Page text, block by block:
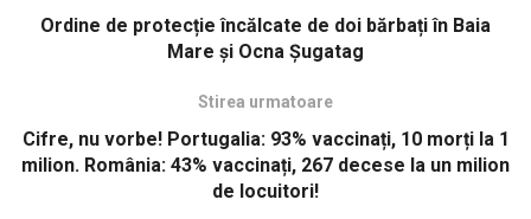
Ordine de protecție încălcate de doi bărbați în Baia
Mare și Ocna Șugatag
Stirea urmatoare
Cifre, nu vorbe! Portugalia: 93% vaccinați, 10 morți la 1
milion. România: 43% vaccinați, 267 decese la un milion
de locuitori!